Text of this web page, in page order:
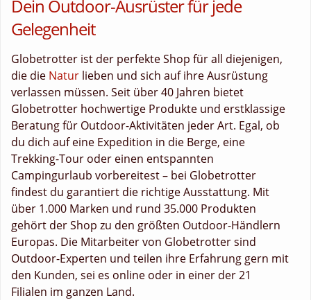
Dein Outdoor-Ausrüster für jede
Gelegenheit
Globetrotter ist der perfekte Shop für all diejenigen,
die die Natur lieben und sich auf ihre Ausrüstung
verlassen müssen. Seit über 40 Jahren bietet
Globetrotter hochwertige Produkte und erstklassige
Beratung für Outdoor-Aktivitäten jeder Art. Egal, ob
du dich auf eine Expedition in die Berge, eine
Trekking-Tour oder einen entspannten
Campingurlaub vorbereitest – bei Globetrotter
findest du garantiert die richtige Ausstattung. Mit
über 1.000 Marken und rund 35.000 Produkten
gehört der Shop zu den größten Outdoor-Händlern
Europas. Die Mitarbeiter von Globetrotter sind
Outdoor-Experten und teilen ihre Erfahrung gern mit
den Kunden, sei es online oder in einer der 21
Filialen im ganzen Land.